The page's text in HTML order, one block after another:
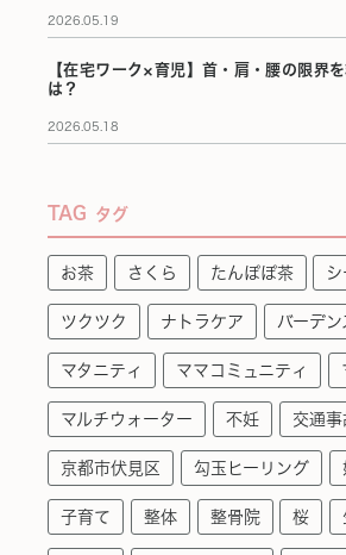
2026.05.19
【在宅ワーク×育児】首・肩・腰の限界
は？
2026.05.18
TAG タグ
お茶 さくら たんぽぽ茶
ツクツク ナトラケア バーデン
マタニティ ママコミュニティ
マルチウォーター 不妊 交通事
京都市伏見区 勾玉ヒーリング
子育て 整体 整骨院 桜